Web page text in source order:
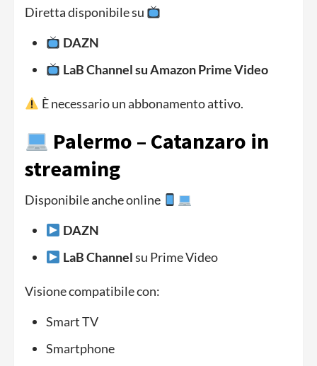
Diretta disponibile su
DAZN
LaB Channel su Amazon Prime Video
È necessario un abbonamento attivo.
Palermo – Catanzaro in
streaming
Disponibile anche online
DAZN
LaB Channelsu Prime Video
Visione compatibile con:
Smart TV
Smartphone